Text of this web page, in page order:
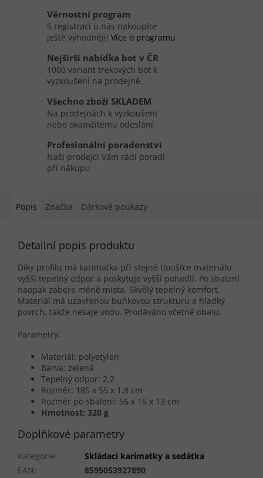
Věrnostní program
S registrací u nás nakoupíte
ještě výhodněji! Více o programu
Nejširší nabídka bot v ČR
1000 variant trekových bot k
vyzkoušení na prodejně.
Všechno zboží SKLADEM
Na prodejnách k vyzkoušení
nebo okamžitému odeslání.
Profesionální poradenství
Naši prodejci Vám rádi poradí
při nákupu
Popis Značka Dárkové poukazy
Detailní popis produktu
Díky profilu má karimatka při stejné tloušťce materiálu
vyšší tepelný odpor a poskytuje vyšší pohodlí. Po sbalení
naopak zabere méně místa. Skvělý tepelný komfort.
Materiál má uzavřenou buňkovou strukturu a hladký
povrch, takže nesaje vodu. Prodáváno včetně obalu.
Parametry:
Materiál: polyetylen
Barva: zelená
Tepelný odpor: 2,2
Rozměr: 185 x 55 x 1,8 cm
Rozměr po sbalení: 56 x 16 x 13 cm
Hmotnost: 320 g
Doplňkové parametry
Kategorie:
Skládací karimatky a sedátka
EAN:
8595053927890